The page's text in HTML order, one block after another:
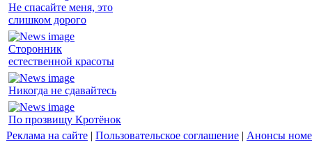
Не спасайте меня, это
слишком дорого
Сторонник
естественной красоты
Никогда не сдавайтесь
По прозвищу Кротёнок
Реклама на сайте | Пользовательское соглашение | Анонсы